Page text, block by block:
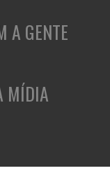
A GENTE
MÍDIA